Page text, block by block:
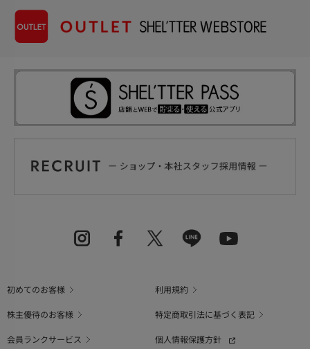
初めてのお客様
利用規約
株主優待のお客様
特定商取引法に基づく表記
会員ランクサービス
個人情報保護方針